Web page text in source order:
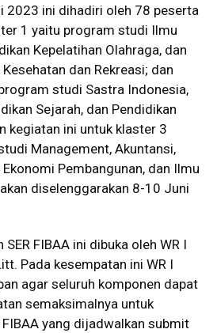
2023 ini dihadiri oleh 78 peserta
1 yaitu program studi Ilmu
Kepelatihan Olahraga, dan
dan Rekreasi; dan
studi Sastra Indonesia,
Sejarah, dan Pendidikan
kegiatan ini untuk klaster 3
Management, Akuntansi,
Pembangunan, dan Ilmu
diselenggarakan 8-10 Juni
FIBAA ini dibuka oleh WR I
Pada kesempatan ini WR I
agar seluruh komponen dapat
semaksimalnya untuk
FIBAA yang dijadwalkan submit